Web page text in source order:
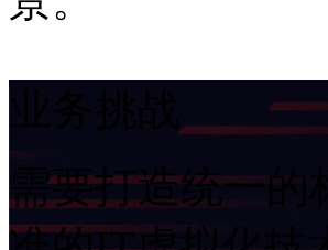
需要打造统一的